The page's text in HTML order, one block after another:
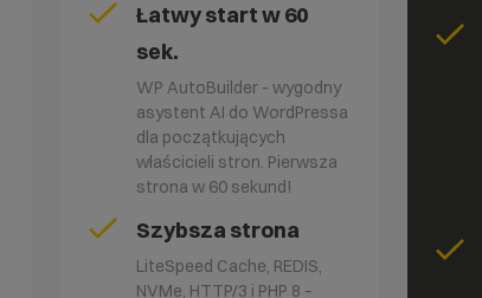
Łatwy start w 60
sek.
WP AutoBuilder - wygodny
asystent AI do WordPressa
dla początkujących
właścicieli stron. Pierwsza
strona w 60 sekund!
Szybsza strona
LiteSpeed Cache, REDIS,
NVMe, HTTP/3 i PHP 8 –